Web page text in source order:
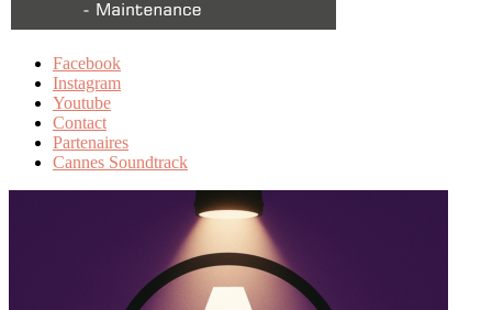
Facebook
Instagram
Youtube
Contact
Partenaires
Cannes Soundtrack